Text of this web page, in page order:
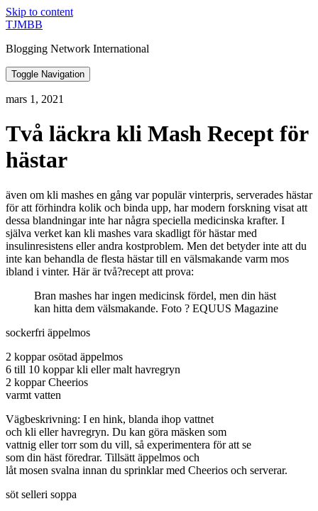
Skip to content
TJMBB
Blogging Network International
Toggle Navigation
mars 1, 2021
Två läckra kli Mash Recept för
hästar
även om kli mashes en gång var populär vinterpris, serverades hästar
för att förhindra kolik och binda upp, har modern forskning visat att
dessa blandningar inte har några speciella medicinska krafter. I
själva verket kan kli mashes vara skadligt för hästar med
insulinresistens eller andra kostproblem. Men det betyder inte att du
inte kan behandla de flesta hästar till en välsmakande varm mos
ibland i vinter. Här är två?recept att prova:
Bran mashes har ingen medicinsk fördel, men din häst
kan hitta dem välsmakande. Foto ? EQUUS Magazine
sockerfri äppelmos
2 koppar osötad äppelmos
6 till 10 koppar kli eller malt havregryn
2 koppar Cheerios
varmt vatten
Vägbeskrivning: I en hink, blanda ihop vattnet
och kli eller havregryn. Du kan göra mäsken som
vattnig eller torr som du vill, så experimentera för att se
som din häst föredrar. Tillsätt äppelmos och
låt mosen svalna innan du sprinklar med Cheerios och serverar.
söt selleri soppa